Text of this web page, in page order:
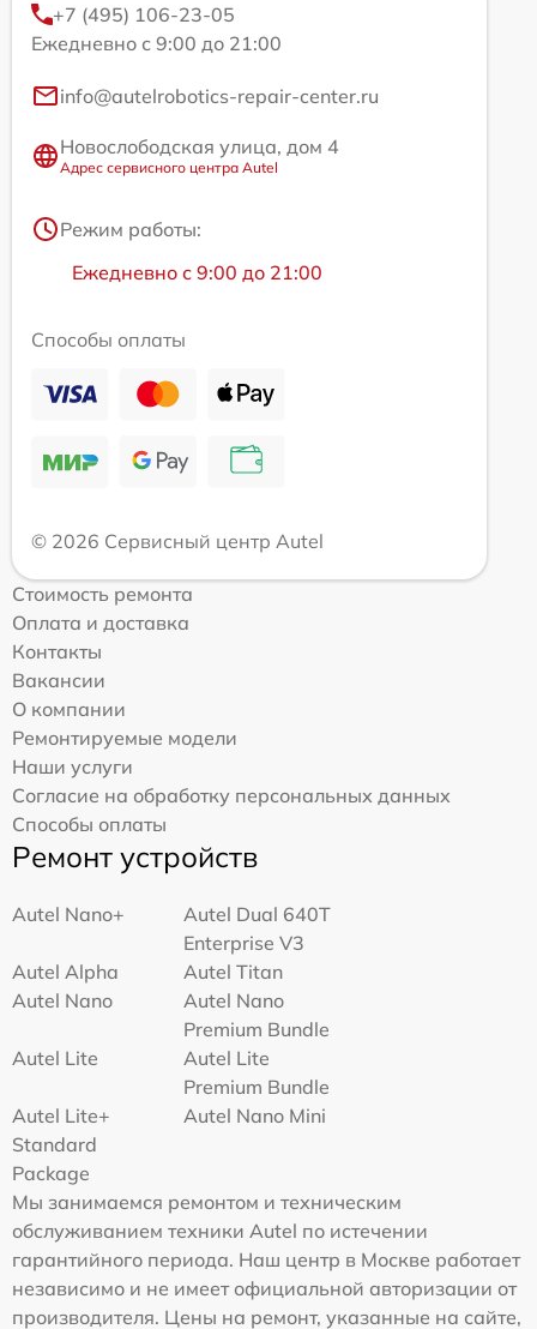
+7 (495) 106-23-05
Ежедневно с 9:00 до 21:00
info@autelrobotics-repair-center.ru
Новослободская улица, дом 4
Адрес сервисного центра Autel
Режим работы:
Ежедневно с 9:00 до 21:00
Способы оплаты
© 2026 Сервисный центр Autel
Стоимость ремонта
Оплата и доставка
Контакты
Вакансии
О компании
Ремонтируемые модели
Наши услуги
Согласие на обработку персональных данных
Способы оплаты
Ремонт устройств
Autel Nano+
Autel Dual 640T
Enterprise V3
Autel Alpha
Autel Titan
Autel Nano
Autel Nano
Premium Bundle
Autel Lite
Autel Lite
Premium Bundle
Autel Lite+
Standard
Package
Autel Nano Mini
Мы занимаемся ремонтом и техническим
обслуживанием техники Autel по истечении
гарантийного периода. Наш центр в Москве работает
независимо и не имеет официальной авторизации от
производителя. Цены на ремонт, указанные на сайте,